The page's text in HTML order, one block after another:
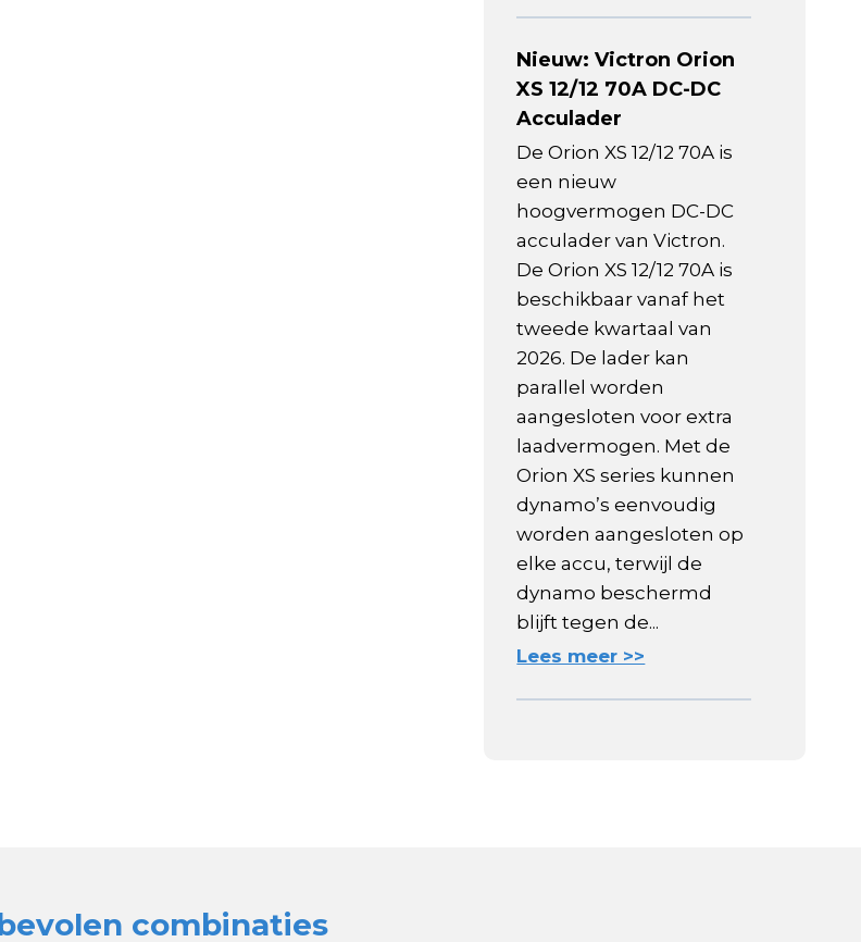
Nieuw: Victron Orion
XS 12/12 70A DC-DC
Acculader
De Orion XS 12/12 70A is
een nieuw
hoogvermogen DC-DC
acculader van Victron.
De Orion XS 12/12 70A is
beschikbaar vanaf het
tweede kwartaal van
2026. De lader kan
parallel worden
aangesloten voor extra
laadvermogen. Met de
Orion XS series kunnen
dynamo’s eenvoudig
worden aangesloten op
elke accu, terwijl de
dynamo beschermd
blijft tegen de...
Lees meer >>
combinaties